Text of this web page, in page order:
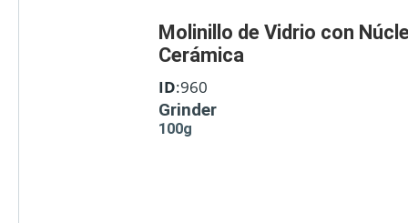
Molinillo de Vidrio con
Cerámica
ID:960
Grinder
100g